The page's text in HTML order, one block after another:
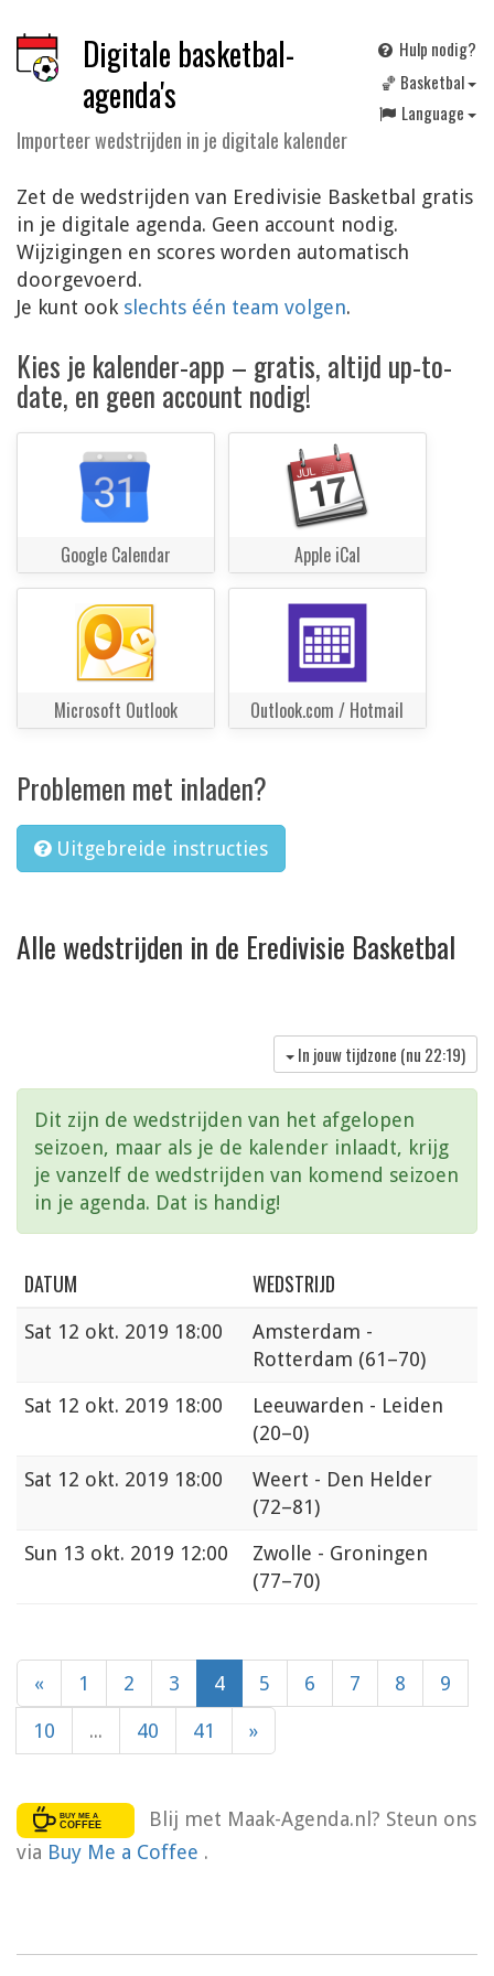
Digitale basketbal-
agenda's
Importeer wedstrijden in je digitale kalender
Hulp nodig?
🏀 Basketbal
Language
Zet de wedstrijden van Eredivisie Basketbal gratis
in je digitale agenda. Geen account nodig.
Wijzigingen en scores worden automatisch
doorgevoerd.
Je kunt ook slechts één team volgen.
Kies je kalender-app – gratis, altijd up-to-
date, en geen account nodig!
Google Calendar Apple iCal
Microsoft Outlook Outlook.com / Hotmail
Problemen met inladen?
Uitgebreide instructies
Alle wedstrijden in de Eredivisie Basketbal
In jouw tijdzone (nu 22:19)
Dit zijn de wedstrijden van het afgelopen
seizoen, maar als je de kalender inlaadt, krijg
je vanzelf de wedstrijden van komend seizoen
in je agenda. Dat is handig!
DATUM WEDSTRIJD
Sat 12 okt. 2019 18:00
Amsterdam -
Rotterdam (61–70)
Sat 12 okt. 2019 18:00
Leeuwarden - Leiden
(20–0)
Sat 12 okt. 2019 18:00
Weert - Den Helder
(72–81)
Sun 13 okt. 2019 12:00
Zwolle - Groningen
(77–70)
« 1 2 3 4 5 6 7 8 9
10 ... 40 41 »
Blij met Maak-Agenda.nl? Steun ons
via Buy Me a Coffee .